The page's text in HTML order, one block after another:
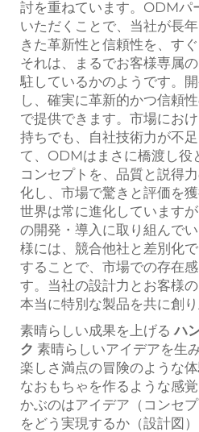
討を重ねています。ODMパ
いただくことで、当社が長
きた革新性と信頼性を、す
それは、まるでお客様専属
駐しているかのようです。
し、確実に革新的かつ信頼
で提供できます。市場にお
持ちでも、自社技術力が不
て、ODMはまさに橋渡し役
コンセプトを、品質と説得
化し、市場で驚きと評価を
世界は常に進化しています
の開発・導入に取り組んで
様には、競合他社と差別化
することで、市場での存在
す。当社の設計力とお客様
本当に特別な製品を共に創
素晴らしい成果を上げるハ
ク 素晴らしいアイデアを生
楽しさ満点の冒険のような
なおもちゃを作るような感
かぶのはアイデア（コンセ
をどう実現するか（設計図